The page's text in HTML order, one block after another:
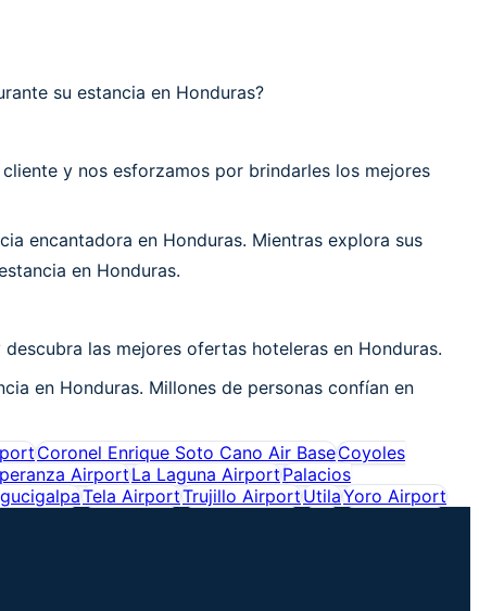
su estancia en Honduras?
y nos esforzamos por brindarles los mejores
encantadora en Honduras. Mientras explora sus
en Honduras.
las mejores ofertas hoteleras en Honduras.
en Honduras. Millones de personas confían en
Coronel Enrique Soto Cano Air BaseCoyoles
AirportLa Laguna AirportPalacios
Tela AirportTrujillo AirportUtilaYoro Airport